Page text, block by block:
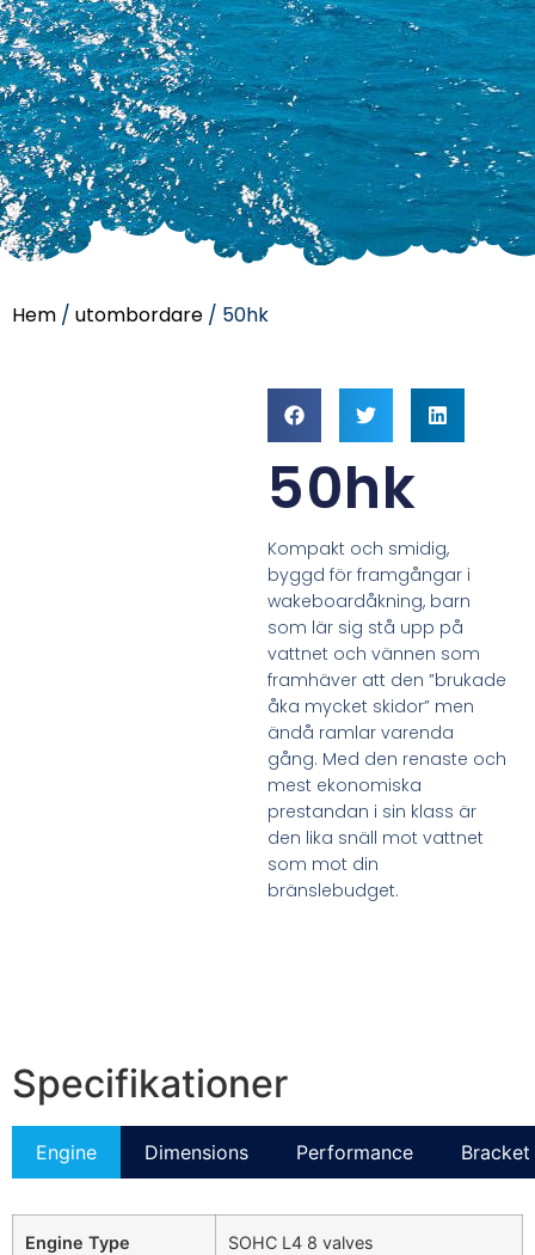
Hem / utombordare / 50hk
50hk
Kompakt och smidig,
byggd för framgångar i
wakeboardåkning, barn
som lär sig stå upp på
vattnet och vännen som
framhäver att den ”brukade
åka mycket skidor” men
ändå ramlar varenda
gång. Med den renaste och
mest ekonomiska
prestandan i sin klass är
den lika snäll mot vattnet
som mot din
bränslebudget.
Specifikationer
Engine Dimensions Performance
Engine Type SOHC L4 8 valves